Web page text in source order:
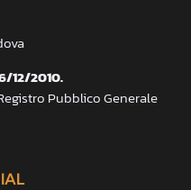
12/2010.
Pubblico Generale